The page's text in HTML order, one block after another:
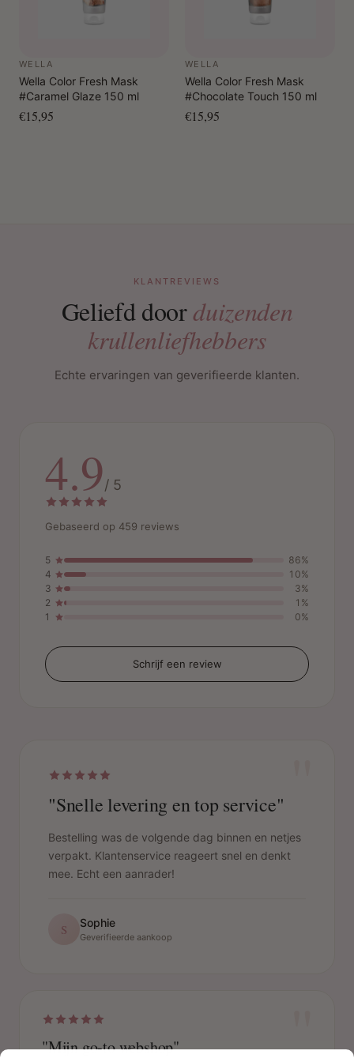
WELLA
Wella Color Fresh Mask
#Caramel Glaze 150 ml
€15,95
WELLA
Wella Color Fresh Mask
#Chocolate Touch 150 ml
€15,95
KLANTREVIEWS
Geliefd doorduizenden
krullenliefhebbers
Echte ervaringen van geverifieerde klanten.
4.9/ 5
Gebaseerd op 459 reviews
5
86%
4
10%
3
3%
2
1%
1
0%
Schrijf een review
"Snelle levering en top service"
Bestelling was de volgende dag binnen en netjes
verpakt. Klantenservice reageert snel en denkt
mee. Echt een aanrader!
S Sophie
Geverifieerde aankoop
"
"Mijn go-to webshop"